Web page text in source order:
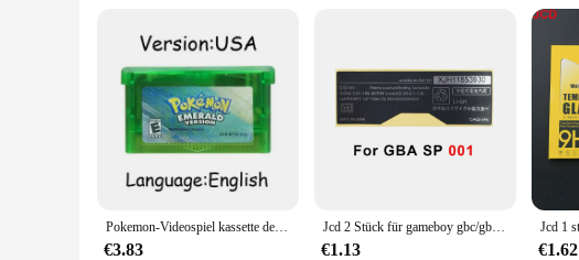
Pokemon-Videospiel kassette der gba-Serie, 32-Bit-Konsolenkarte, Smaragd, Rubin, grüner Blatts aphir, mehrsprachig
€3.83
Jcd 2 Stück für gameboy gbc/gba/gbp Konsole Host Seal Aufkleber für Gameboy Advance sp gba sp us jp Version Label Aufkleber
€1.13 €1.62